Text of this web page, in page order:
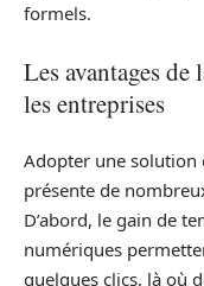
formels.
Les avantages
les entreprises
Adopter une solution
présente de
D’abord, le gain de
numériques
quelques clics, là où